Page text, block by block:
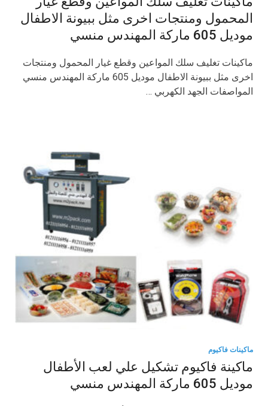
المحمول ومنتجات اخرى مثل ببيونة الاطفال
موديل 605 ماركة المهندس منسي
ماكينات تغليف سلك المواعين وقطع غيار المحمول ومنتجات
اخرى مثل ببيونة الاطفال موديل 605 ماركة المهندس منسي
المواصفات الجهد الكهربي …
ماكينات فاكيوم
ماكينة فاكيوم تشكيل علي لعب الأطفال
موديل 605 ماركة المهندس منسي